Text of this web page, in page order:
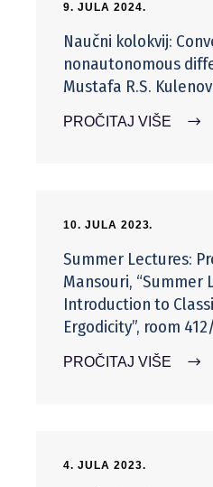
9. JULA 2024.
Naučni kolokvij:
nonautonomous
Mustafa R.S.
PROČITAJ VIŠE
10. JULA 2023.
Summer Lectures:
Mansouri, “Summer
Introduction to
Ergodicity”, room
PROČITAJ VIŠE
4. JULA 2023.